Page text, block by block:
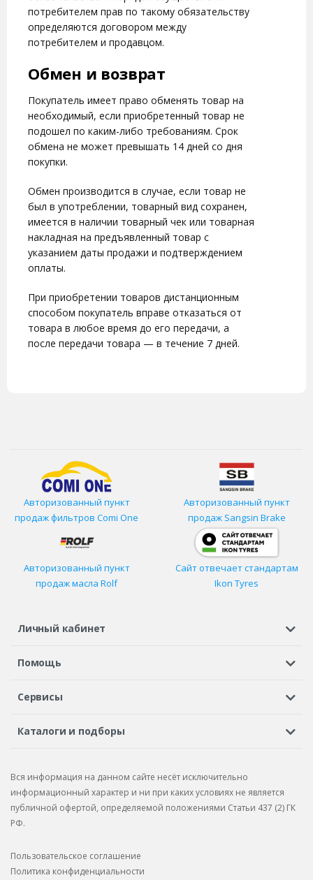
потребителем прав по такому обязательству
определяются договором между
потребителем и продавцом.
Обмен и возврат
Покупатель имеет право обменять товар на
необходимый, если приобретенный товар не
подошел по каким-либо требованиям. Срок
обмена не может превышать 14 дней со дня
покупки.
Обмен производится в случае, если товар не
был в употреблении, товарный вид сохранен,
имеется в наличии товарный чек или товарная
накладная на предъявленный товар с
указанием даты продажи и подтверждением
оплаты.
При приобретении товаров дистанционным
способом покупатель вправе отказаться от
товара в любое время до его передачи, а
после передачи товара — в течение 7 дней.
Авторизованный пункт
продаж фильтров Comi One
Авторизованный пункт
продаж Sangsin Brake
Авторизованный пункт
продаж масла Rolf
Сайт отвечает стандартам
Ikon Tyres
Личный кабинет
Регистрация или вход
Помощь
Шины в кредит
Сервисы
Автосервисы
Бонусная программа
Рекламации по услугам
Каталоги и подборы
Подбор запчастей
Каталог запчастей
Вся информация на данном сайте несёт исключительно
информационный характер и ни при каких условиях не является
публичной офертой, определяемой положениями Статьи 437 (2) ГК
РФ.
Пользовательское соглашение
Политика конфиденциальности